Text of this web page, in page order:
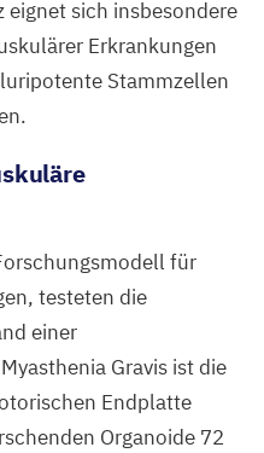
eignet sich insbesondere
Erkrankungen
Stammzellen
für
testeten die
einer
Gravis ist die
Endplatte
Organoide 72